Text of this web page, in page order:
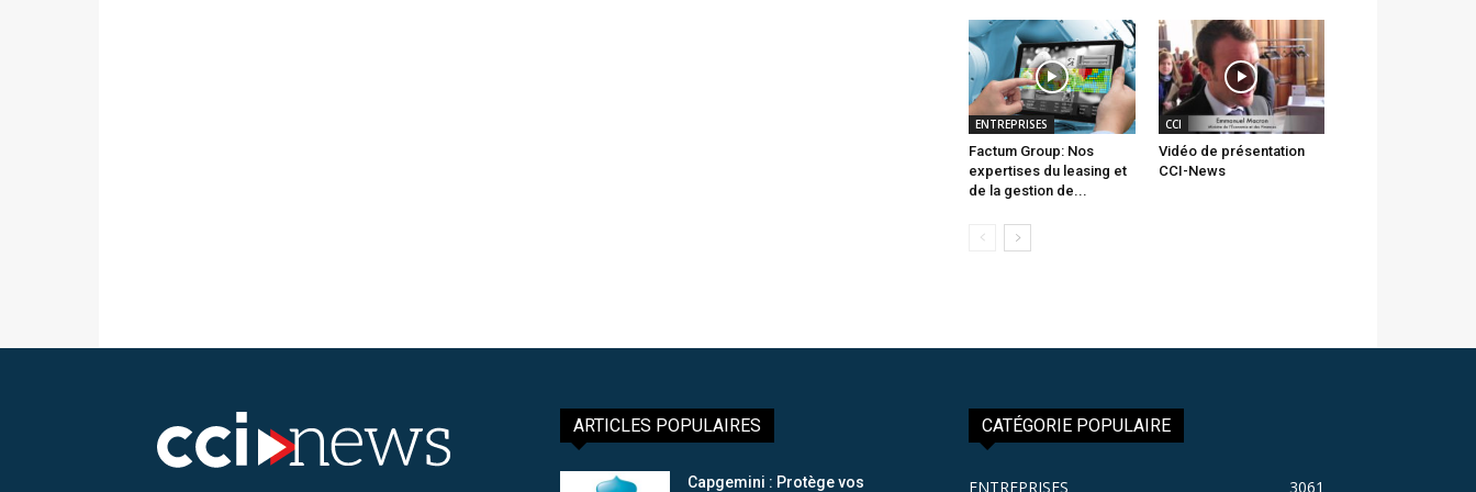
ENTREPRISES
Factum Group: Nos
expertises du leasing et
de la gestion de...
CCI
Vidéo de présentation
CCI-News
ARTICLES POPULAIRES
Capgemini : Protège vos
CATÉGORIE POPULAIRE
ENTREPRISES 3061